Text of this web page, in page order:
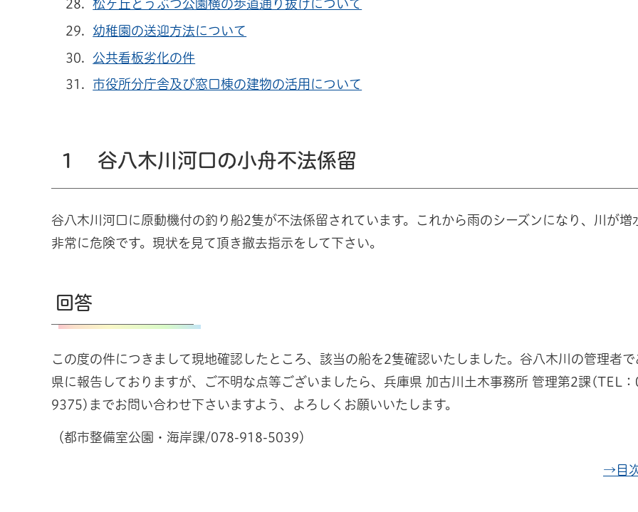
松ヶ丘どうぶつ公園横の歩道通り抜けについて
幼稚園の送迎方法について
公共看板劣化の件
市役所分庁舎及び窓口棟の建物の活用について
１ 谷八木川河口の小舟不法係留
谷八木川河口に原動機付の釣り船2隻が不法係留されています。これから雨のシーズンになり、川が増
非常に危険です。現状を見て頂き撤去指示をして下さい。
回答
この度の件につきまして現地確認したところ、該当の船を2隻確認いたしました。谷八木川の管理者
県に報告しておりますが、ご不明な点等ございましたら、兵庫県 加古川土木事務所 管理第2課(TEL
9375)までお問い合わせ下さいますよう、よろしくお願いいたします。
（都市整備室公園・海岸課/078-918-5039）
→目